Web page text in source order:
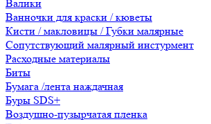
Валики
Ванночки для краски / кюветы
Кисти / макловицы / Губки малярные
Сопутствующий малярный инстурмент
Расходные материалы
Биты
Бумага /лента наждачная
Буры SDS+
Воздушно-пузырчатая пленка